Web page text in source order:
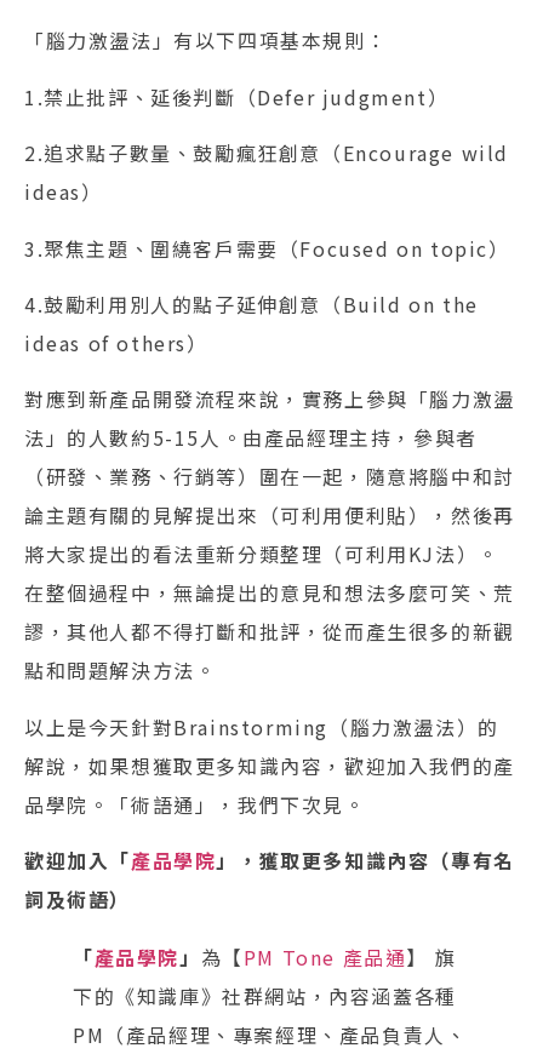
「腦力激盪法」有以下四項基本規則：
1.禁止批評、延後判斷（Defer judgment）
2.追求點子數量、鼓勵瘋狂創意（Encourage wild
ideas）
3.聚焦主題、圍繞客戶需要（Focused on topic）
4.鼓勵利用別人的點子延伸創意（Build on the
ideas of others）
對應到新產品開發流程來說，實務上參與「腦力激盪
法」的人數約5-15人。由產品經理主持，參與者
（研發、業務、行銷等）圍在一起，隨意將腦中和討
論主題有關的見解提出來（可利用便利貼），然後再
將大家提出的看法重新分類整理（可利用KJ法）。
在整個過程中，無論提出的意見和想法多麼可笑、荒
謬，其他人都不得打斷和批評，從而產生很多的新觀
點和問題解決方法。
以上是今天針對Brainstorming（腦力激盪法）的
解說，如果想獲取更多知識內容，歡迎加入我們的產
品學院。「術語通」，我們下次見。
歡迎加入「產品學院」，獲取更多知識內容（專有名
詞及術語）
「產品學院」 為【PM Tone 產品通】 旗
下的《知識庫》社群網站，內容涵蓋各種
PM（產品經理、專案經理、產品負責人、